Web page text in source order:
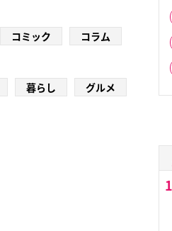
コミック
コラム
暮らし グルメ